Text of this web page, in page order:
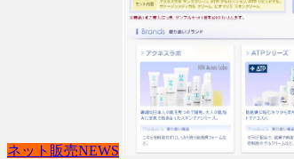
ネット販売NEWS